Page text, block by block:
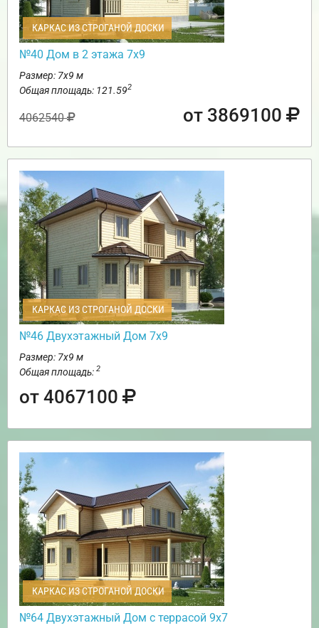
КАРКАС ИЗ СТРОГАНОЙ ДОСКИ
№40 Дом в 2 этажа 7х9
Размер: 7х9 м
Общая площадь: 121.592
4062540 от 3869100
КАРКАС ИЗ СТРОГАНОЙ ДОСКИ
№46 Двухэтажный Дом 7х9
Размер: 7х9 м
Общая площадь: 2
от 4067100
КАРКАС ИЗ СТРОГАНОЙ ДОСКИ
№64 Двухэтажный Дом с террасой 9х7